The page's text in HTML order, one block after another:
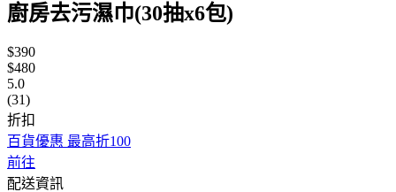
廚房去污濕巾(30抽x6包)
$390
$480
5.0
(31)
折扣
百貨優惠 最高折100
前往
配送資訊